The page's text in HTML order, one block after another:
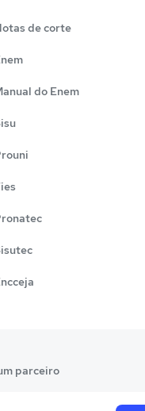
de corte
do Enem
parceiro